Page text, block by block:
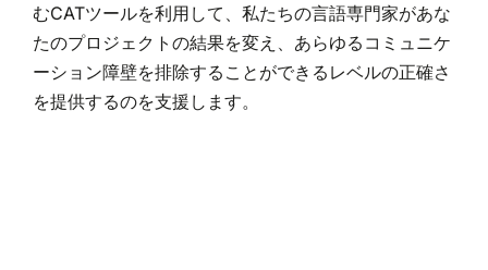
むCATツールを利用して、私たちの言語専門家があな
たのプロジェクトの結果を変え、あらゆるコミュニケ
ーション障壁を排除することができるレベルの正確さ
を提供するのを支援します。